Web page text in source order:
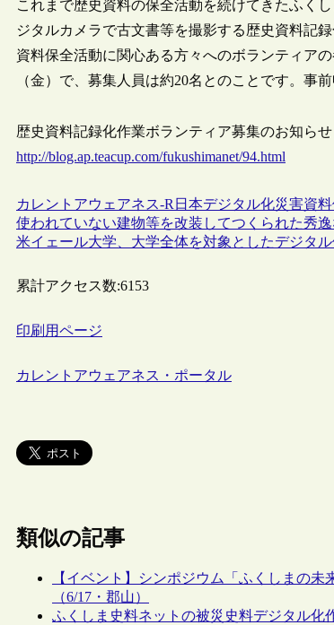
これまで歴史資料の保全活動を続けてきたふく
ジタルカメラで古文書等を撮影する歴史資料記
資料保全活動に関心ある方々へのボランティア
（金）で、募集人員は約20名とのことです。事
歴史資料記録化作業ボランティア募集のお知ら
http://blog.ap.teacup.com/fukushimanet/94.html
カレントアウェアネス-R 日本デジタル化災害資
使われていない建物等を改装してつくられた秀逸
米イェール大学、大学全体を対象としたデジタ
累計アクセス数:6153
印刷用ページ
カレントアウェアネス・ポータル
類似の記事
【イベント】シンポジウム「ふくしまの
（6/17・郡山）
ふくしま史料ネットの被災史料デジタル化